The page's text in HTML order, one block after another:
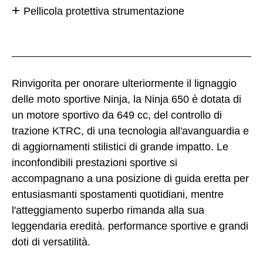
Rinvigorita per onorare ulteriormente il lignaggio
delle moto sportive Ninja, la Ninja 650 è dotata di
un motore sportivo da 649 cc, del controllo di
trazione KTRC, di una tecnologia all'avanguardia e
di aggiornamenti stilistici di grande impatto. Le
inconfondibili prestazioni sportive si
accompagnano a una posizione di guida eretta per
entusiasmanti spostamenti quotidiani, mentre
l'atteggiamento superbo rimanda alla sua
leggendaria eredità. performance sportive e grandi
doti di versatilità.
Pellicola protettiva strumentazione